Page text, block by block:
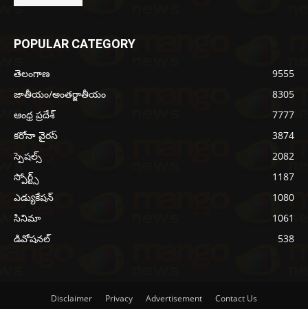
POPULAR CATEGORY
తెలంగాణ
9555
జాతీయం/అంతర్జాతీయం
8305
ఆంధ్ర ప్రదేశ్
7777
కరోనా వైరస్
3874
స్పెషల్స్
2082
స్పోర్ట్స్
1187
ఎడ్యుకేషన్
1080
సినిమా
1061
డివోషనల్
538
Disclaimer Privacy Advertisement Contact Us